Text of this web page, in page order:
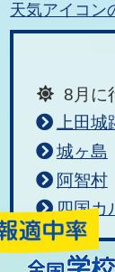
天気アイコン
8月に
上田城
城ヶ島
阿智村
四国カ